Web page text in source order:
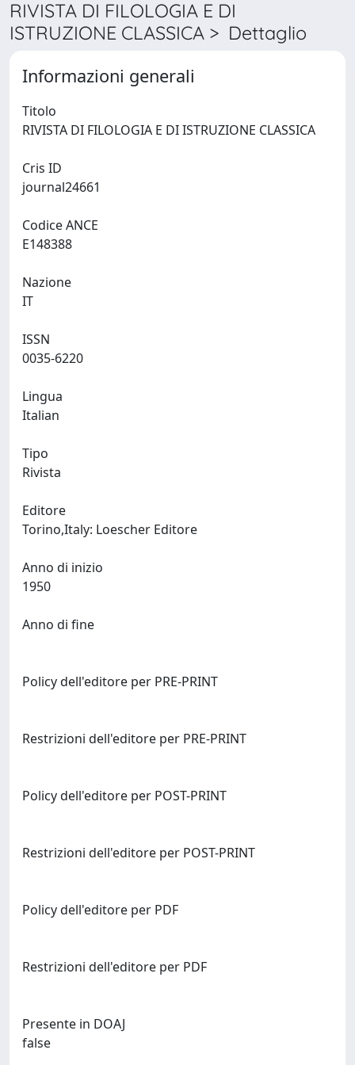
RIVISTA DI FILOLOGIA E DI
ISTRUZIONE CLASSICA > Dettaglio
Informazioni generali
Titolo
Cris ID
Codice ANCE
Nazione
ISSN
Lingua
Tipo
Rivista
Editore
Anno di inizio
Anno di fine
Policy dell'editore per PRE-PRINT
Restrizioni dell'editore per PRE-PRINT
Policy dell'editore per POST-PRINT
Restrizioni dell'editore per POST-PRINT
Policy dell'editore per PDF
Restrizioni dell'editore per PDF
Presente in DOAJ